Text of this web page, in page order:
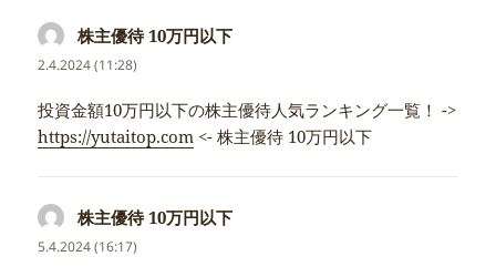
株主優待 10万円以下
2.4.2024 (11:28)
投資金額10万円以下の株主優待人気ランキング一覧！ ->
https://yutaitop.com <- 株主優待 10万円以下
株主優待 10万円以下
5.4.2024 (16:17)